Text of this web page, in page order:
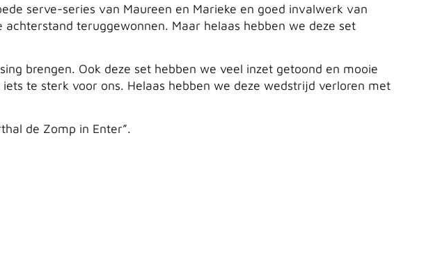
serve-series van Maureen en Marieke en goed invalwerk van
teruggewonnen. Maar helaas hebben we deze set
brengen. Ook deze set hebben we veel inzet getoond en mooie
te sterk voor ons. Helaas hebben we deze wedstrijd verloren met
de Zomp in Enter”.